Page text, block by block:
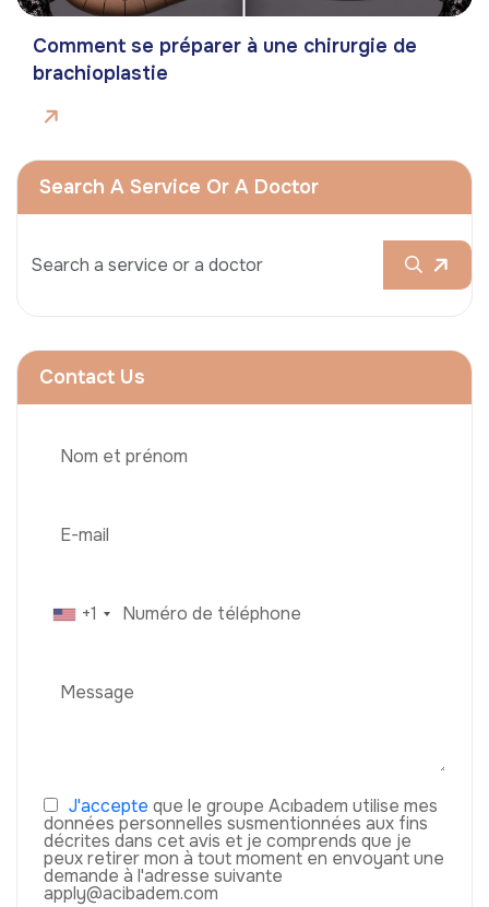
Comment se préparer à une chirurgie de
brachioplastie
Search A Service Or A Doctor
Contact Us
+1
J'accepte que le groupe Acıbadem utilise mes
données personnelles susmentionnées aux fins
décrites dans cet avis et je comprends que je
peux retirer mon à tout moment en envoyant une
demande à l'adresse suivante
apply@acibadem.com